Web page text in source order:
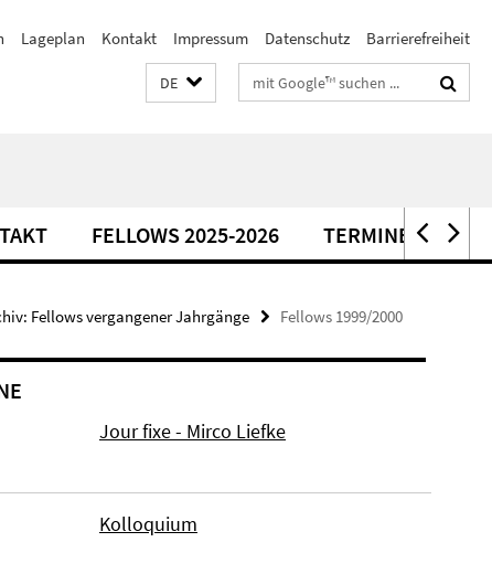
Lageplan Kontakt Impressum Datenschutz Barrierefreiheit
DE Suchbegriffe
FELLOWS 2025-2026 TERMINE
Fellows vergangener Jahrgänge Fellows 1999/2000
Jour fixe - Mirco Liefke
Kolloquium